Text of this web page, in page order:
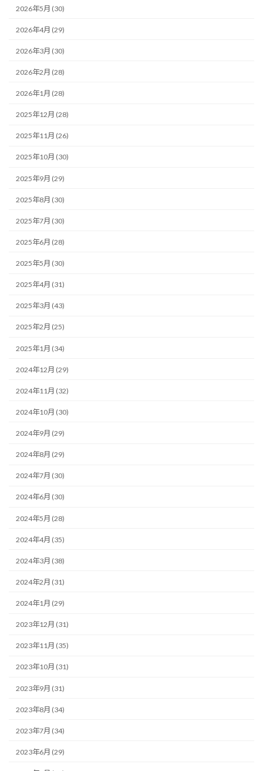
2026年5月 (30)
2026年4月 (29)
2026年3月 (30)
2026年2月 (28)
2026年1月 (28)
2025年12月 (28)
2025年11月 (26)
2025年10月 (30)
2025年9月 (29)
2025年8月 (30)
2025年7月 (30)
2025年6月 (28)
2025年5月 (30)
2025年4月 (31)
2025年3月 (43)
2025年2月 (25)
2025年1月 (34)
2024年12月 (29)
2024年11月 (32)
2024年10月 (30)
2024年9月 (29)
2024年8月 (29)
2024年7月 (30)
2024年6月 (30)
2024年5月 (28)
2024年4月 (35)
2024年3月 (38)
2024年2月 (31)
2024年1月 (29)
2023年12月 (31)
2023年11月 (35)
2023年10月 (31)
2023年9月 (31)
2023年8月 (34)
2023年7月 (34)
2023年6月 (29)